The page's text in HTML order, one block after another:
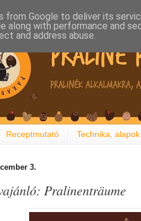
Receptmutató Technika, alapok
3.
Pralinenträume
from Google to deliver its
along with performance and
and address abuse.